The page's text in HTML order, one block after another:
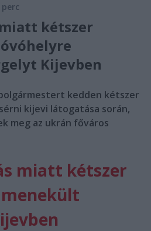
kétszer
Kijevben
kedden kétszer
kijevi látogatása során,
meg az ukrán főváros
miatt kétszer